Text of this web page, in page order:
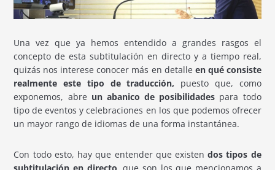
Una vez que ya hemos entendido a grandes rasgos el
concepto de esta subtitulación en directo y a tiempo real,
quizás nos interese conocer más en detalle en qué consiste
realmente este tipo de traducción, puesto que, como
exponemos, abre un abanico de posibilidades para todo
tipo de eventos y celebraciones en los que podemos ofrecer
un mayor rango de idiomas de una forma instantánea.
Con todo esto, hay que entender que existendos tipos de